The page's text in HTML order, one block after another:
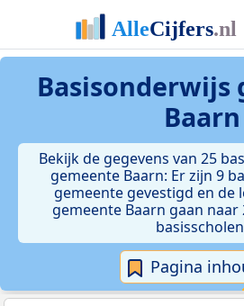
Basisonderwijs
Baarn
Bekijk de gegevens van 25
gemeente Baarn: Er zijn 9
gemeente gevestigd en de
gemeente Baarn gaan naar
Pagina